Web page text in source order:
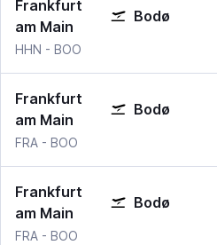
Frankfurt
am Main
Bodø
HHN - BOO
Frankfurt
am Main
Bodø
FRA- BOO
Frankfurt
am Main
Bodø
FRA- BOO